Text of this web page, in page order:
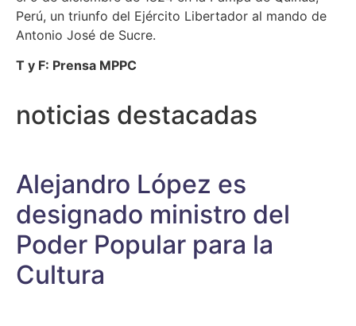
Perú, un triunfo del Ejército Libertador al mando de
Antonio José de Sucre.
T y F: Prensa MPPC
noticias destacadas
Alejandro López es
designado ministro del
Poder Popular para la
Cultura